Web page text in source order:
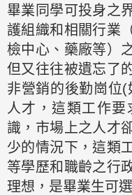
畢業同學可投身之
護組織和相關行業
檢中心、藥廠等）
但又往往被遺忘了
非營銷的後勤崗位
人才，這類工作
識，市場上之人才
少的情況下，這類
等學歷和職齡之行
理想，是畢業生可